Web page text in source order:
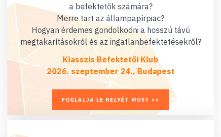
a befektetők számára?
Merre tart az állampapírpiac?
Hogyan érdemes gondolkodni a hosszú távú
megtakarításokról és az ingatlanbefektetésekről?
Klasszis Befektetői Klub
2026. szeptember 24., Budapest
FOGLALJA LE HELYÉT MOST >>